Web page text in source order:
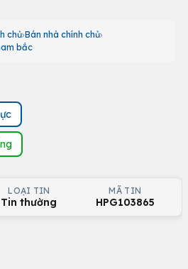
chủ Bán nhà chính chủ
bắc
LOẠI TIN
Tin thường
MÃ TIN
HPG103865